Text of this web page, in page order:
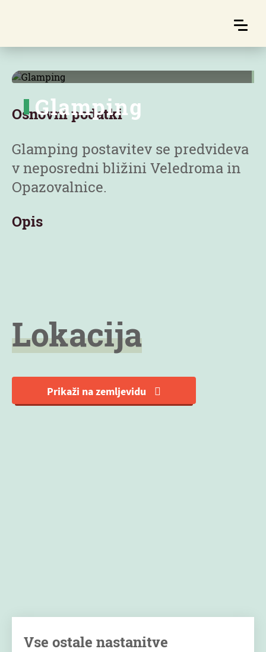
Glamping
Osnovni podatki
Glamping postavitev se predvideva
v neposredni bližini Veledroma in
Opazovalnice.
Opis
Lokacija
Prikaži na zemljevidu
Vse ostale nastanitve